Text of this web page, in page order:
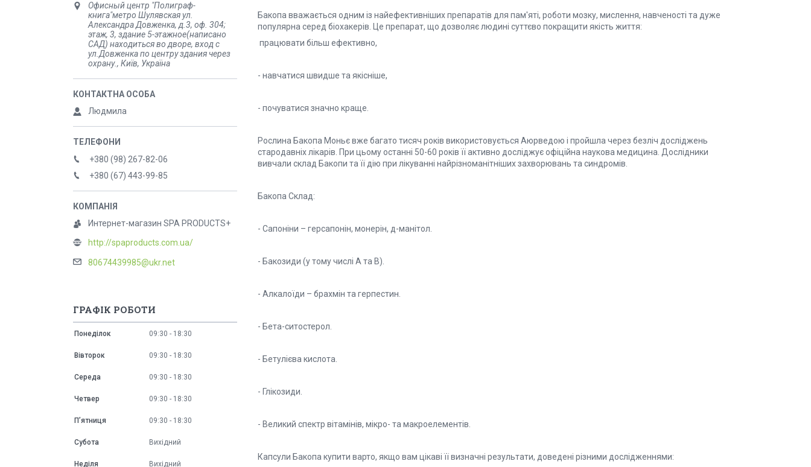
Бакопа вважається одним із найефективніших препаратів для пам'яті, роботи мозку, мислення, навченості та дуже
популярна серед біохакерів. Це препарат, що дозволяє людині суттєво покращити якість життя:
працювати більш ефективно,
- навчатися швидше та якісніше,
- почуватися значно краще.
Рослина Бакопа Моньє вже багато тисяч років використовується Аюрведою і пройшла через безліч досліджень
стародавніх лікарів. При цьому останні 50-60 років її активно досліджує офіційна наукова медицина. Дослідники
вивчали склад Бакопи та її дію при лікуванні найрізноманітніших захворювань та синдромів.
Бакопа Склад:
- Сапоніни – герсапонін, монерін, д-манітол.
- Бакозиди (у тому числі А та В).
- Алкалоїди – брахмін та герпестин.
- Бета-ситостерол.
- Бетулієва кислота.
- Глікозиди.
- Великий спектр вітамінів, мікро- та макроелементів.
Капсули Бакопа купити варто, якщо вам цікаві її визначні результати, доведені різними дослідженнями:
Офисный центр "Полиграф-
книга"метро Шулявская ул.
Александра Довженка, д.3, оф. 304;
этаж, 3, здание 5-этажное(написано
САД) находиться во дворе, вход с
ул.Довженка по центру здания через
охрану., Київ, Україна
Людмила
+380 (98) 267-82-06
+380 (67) 443-99-85
Интернет-магазин SPA PRODUCTS+
http://spaproducts.com.ua/
80674439985@ukr.net
ГРАФІК РОБОТИ
Понеділок 09:30 18:30
Вівторок 09:30 18:30
Середа 09:30 18:30
Четвер 09:30 18:30
Пʼятниця 09:30 18:30
Субота Вихідний
Неділя Вихідний